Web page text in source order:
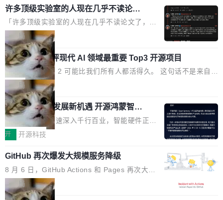
实时LCD监控屏，可充分满足当下高阶PC主机
的严苛使用需求。 澎湃功率，紧凑机身 钛金雕1
600PG5 AI TOP具备强悍输出功率，同时实现
机身尺寸大幅精简。整机长度仅16厘米，属于同
功率段机身尺寸十分紧凑的1600W电源产品。小
巧机身有效提升市面主流标准A...
复合增长率达5.44%,预计2032年将突破120亿美
元。数字广告与公共关系相关服务市场更是从20
25年的8463亿美元扩张至2026年的8763亿美
元。数字的背后是一个清晰的事实——品牌对专
业化营销服务的需求从未如此迫切。 但市场扩容
的同时,服务商的竞争逻辑正在改变。2026年Top
Agency年度合辑的观察指出,“产品”这个离消费
者最近的载体,在整个品牌营销层面的权重显著变
高了。全域营销服务商的竞争正在从规模转向深
度,案例厚度、全域覆盖、多线协同...
许多顶级实验室的人现在几乎不读论文
了
「许多顶级实验室的人现在几乎不读论文了，而
且他们认为 ICLR/ICML/NeurIPS 充斥着大量过
度宣传和欺诈。」 OpenAI 研究员 Keller Jorda
n 这条推文引发了广泛讨论。他不是在说风凉
话，他是说出了一个圈内人尽皆知但很少公开捅
破的事实。 Jordan 随后补充了一句软化声明：
「我不认为这些会议上大部分论文都在过度宣传
或造假。问题是，作为读者，如果你筛选出那些
看起来最令人兴奋的论文，那它们大部分都是过
度宣传的。」 这才是真正的痛点。不是所有论文
都有问题，是最吸引眼球的那批论文最有问题。
他引用的帖子来自 Mathew Shen，一位 ICLR 2
026 的读者：「看了篇 ...
局
xAI 前工程师评现代 AI 领域最重要 Top3 开源项目
Flash Attention 2 可能比我们所有人都活得久。 这句话不是来自某
个技术博客，而是出自 Hieu Pham 的一条推文。Hieu Pham 是
谁？他是 xAI 的早期工程师之一，在 Grok 训练基础设施团队工作
过。近日他在 X 上发了一条帖子，列出了他认为现代 AI 领域最重
要的三个开源项目。 第一个名字毫无悬念：Flash Attention 2。 Hi
eu 的理由很具体。FA 系列不需要解释，但 FA2 是他认为最重要的
些"邪恶的" Hopper++ 优化所淹没，足够容易修改和适配。 更关键
的是 FA2 的持久性...
局
共商智能硬件发展新机遇 开源鸿蒙智能
硬件开发者日杭州站即将举行
随着万物智联加速深入千行百业，智能硬件正从
单点设备迈向智能化、网联化、协同化发展。作
鸿蒙通过统一技术底座和分布式能力，为不同类
型智能设备的开发、连接与互联提供关键支撑，
也为产业链企业探索产品创新与商业增长打开新
的空间。 8月14日，开源鸿蒙智能硬件开发者日
开 开源科技
GitHub 再次爆发大规模服务降级
8 月 6 日，GitHub Actions 和 Pages 再次大规
模服务降级，Actions 完全不可用超过 5 小时，
webhook 停发，连自托管 runner 也因调度层故
局